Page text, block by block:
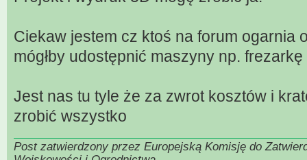
Ciekaw jestem cz ktoś na forum ogarnia
mógłby udostępnić maszyny np.
Jest nas tu tyle że za zwrot kosztów i
zrobić wszystko
Post zatwierdzony przez Europejską Komisję do